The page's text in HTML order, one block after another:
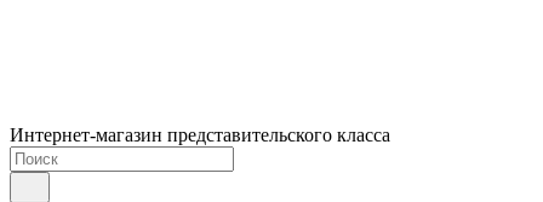
Интернет-магазин представительского класса